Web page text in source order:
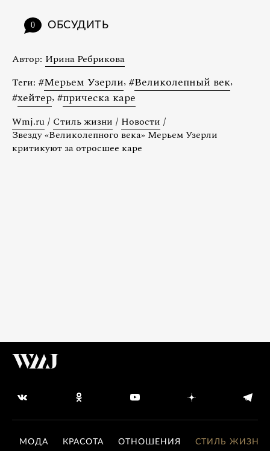
0 ОБСУДИТЬ
Автор: Ирина Ребрикова
Теги: #Мерьем Узерли, #Великолепный век,
#хейтер, #прическа каре
Wmj.ru / Стиль жизни / Новости /
Звезду «Великолепного века» Мерьем Узерли
критикуют за отросшее каре
МОДА КРАСОТА ОТНОШЕНИЯ СТИЛЬ ЖИЗНИ